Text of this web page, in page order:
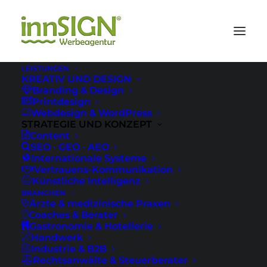
LEISTUNGEN
KREATIV UND DESIGN
Branding & Design
Printdesign
Webdesign & WordPress
STRATEGIE UND KONZEPT
Content
SEO · GEO · AEO
Internationale Systeme
Vertrauens-Kommunikation
Künstliche Intelligenz
BRANCHEN
Ärzte & medizinische Praxen
Coaches & Berater
Gastronomie & Hotellerie
Handwerk
Industrie & B2B
Rechtsanwälte & Steuerberater